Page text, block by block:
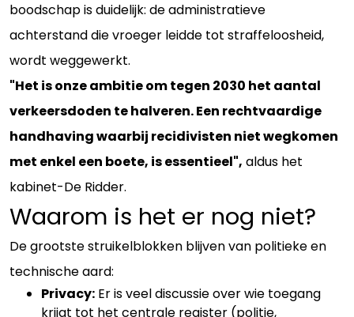
boodschap is duidelijk: de administratieve
achterstand die vroeger leidde tot straffeloosheid,
wordt weggewerkt.
"Het is onze ambitie om tegen 2030 het aantal
verkeersdoden te halveren. Een rechtvaardige
handhaving waarbij recidivisten niet wegkomen
met enkel een boete, is essentieel", aldus het
kabinet-De Ridder.
Waarom is het er nog niet?
De grootste struikelblokken blijven van politieke en
technische aard:
Privacy: Er is veel discussie over wie toegang
krijgt tot het centrale register (politie,